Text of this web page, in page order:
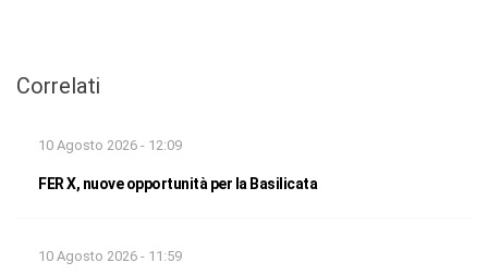
Correlati
10 Agosto 2026 - 12:09
FER X, nuove opportunità per la Basilicata
10 Agosto 2026 - 11:59